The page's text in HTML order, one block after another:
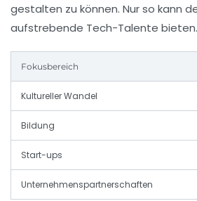
gestalten zu können. Nur so kann
aufstrebende Tech-Talente bieten.
Fokusbereich
Kultureller Wandel
Bildung
Start-ups
Unternehmenspartnerschaften